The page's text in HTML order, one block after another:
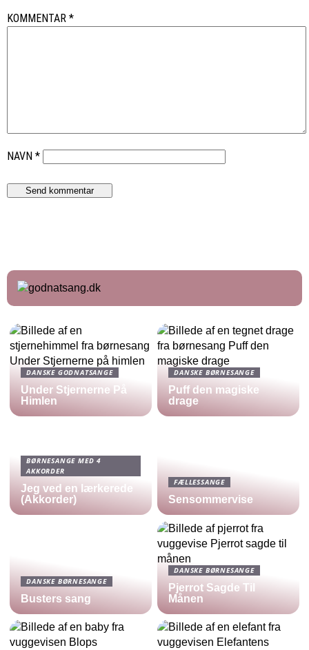
KOMMENTAR *
NAVN *
DANSKE GODNATSANGE
Under Stjernerne På
Himlen
DANSKE BØRNESANGE
Puff den magiske
drage
BØRNESANGE MED 4
AKKORDER
Jeg ved en lærkerede
(Akkorder)
FÆLLESSANGE
Sensommervise
DANSKE BØRNESANGE
Busters sang
DANSKE BØRNESANGE
Pjerrot Sagde Til
Månen